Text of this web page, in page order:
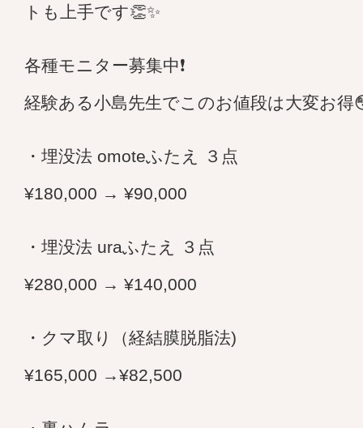
トも上手です👏✨
各種モニター募集中❗️
経験ある小島先生でこのお値段は大変お得
・埋没法 omoteふたえ ３点
¥180,000 → ¥90,000
・埋没法 uraふたえ ３点
¥280,000 → ¥140,000
・クマ取り（経結膜脱脂法)
¥165,000 →¥82,500